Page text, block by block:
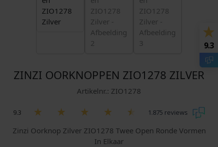
ZINZI OORKNOPPEN ZIO1278 ZILVER
Artikelnr.: ZIO1278
9.3 1.875 reviews
Zinzi Oorknop Zilver ZIO1278 Twee Open Ronde Vormen
In Elkaar
9.3